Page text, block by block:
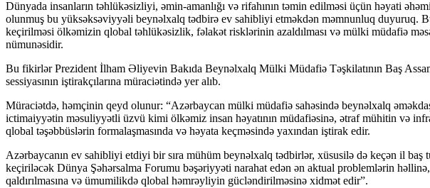
Dünyada insanların təhlükəsizliyi, əmin-amanlığı və rifahının təmin edilməsi üçün həyati əhəmiyyət kəsb edən məsələlərə həsr
olunmuş bu yüksəksəviyyəli beynəlxalq tədbirə ev sahibliyi etməkdən məmnunluq duyuruq.
keçirilməsi ölkəmizin qlobal təhlükəsizlik, fəlakət risklərinin azaldılması və mülki müdafiə
nümunəsidir.
Bu fikirlər Prezident İlham Əliyevin Bakıda Beynəlxalq Mülki Müdafiə Təşkilatının Baş
sessiyasının iştirakçılarına müraciətində yer alıb.
Müraciətdə, həmçinin qeyd olunur: “Azərbaycan mülki müdafiə sahəsində beynəlxalq
ictimaiyyətin məsuliyyətli üzvü kimi ölkəmiz insan həyatının müdafiəsinə, ətraf mühitin və
qlobal təşəbbüslərin formalaşmasında və həyata keçməsində yaxından iştirak edir.
Azərbaycanın ev sahibliyi etdiyi bir sıra mühüm beynəlxalq tədbirlər, xüsusilə də keçən il baş
keçiriləcək Dünya Şəhərsalma Forumu bəşəriyyəti narahat edən ən aktual problemlərin həllinə,
qaldırılmasına və ümumilikdə qlobal həmrəyliyin gücləndirilməsinə xidmət edir”.